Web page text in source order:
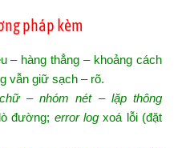
pháp kèm
– hàng thẳng – khoảng cách
vẫn giữ sạch – rõ.
– nhóm nét – lặp thông
đường; error log xoá lỗi (đặt